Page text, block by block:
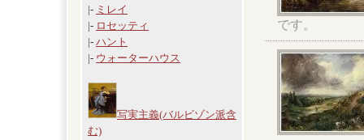
|- ミレイ
|- ロセッティ
|- ハント
|- ウォーターハウス
写実主義(バルビゾン派含
む)
です。